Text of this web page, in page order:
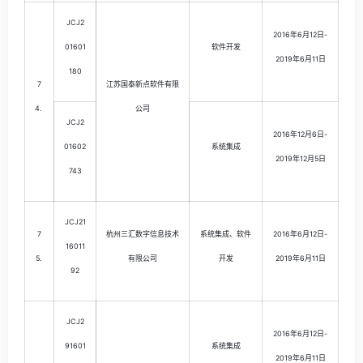
7
4.
JCJ2
01601
180
江苏国泰新点软件有限
公司
软件开发
2016年6月12日-
2019年6月11日
JCJ2
01602
743
系统集成
2016年12月6日-
2019年12月5日
7
5.
JCJ21
16011
92
杭州三汇数字信息技术
有限公司
系统集成、软件
开发
2016年6月12日-
2019年6月11日
JCJ2
91601 系统集成
2016年6月12日-
2019年6月11日